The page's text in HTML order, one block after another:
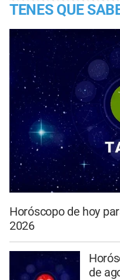
TENES QUE
Horóscopo de hoy
2026
de